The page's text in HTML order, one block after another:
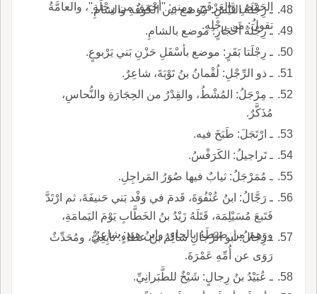
الحَمْضِ والعَرْفَجِ، ومنه: ''أحْمَقُ من رِجْلَةٍ''، والعامَّةُ
تقولُ: من رِجْلِهِ.
ـ رِجْلَةُ التَّيْسِ: موضع بين الكوفَةِ والشامِ.
ـ رِجْلَةُ أَحْجَارٍ: موضع بالشامِ.
ـ رِجْلَتا بَقَرٍ: موضع بأسْفَلِ حَزْنِ بَني يَرْبوعٍ.
ـ ذو الرِّجْلِ: لُقْمانُ بنُ تَوْبَةَ، شاعِرٌ.
ـ مِرْجَلُ: المُشْطُ، والقِدْرُ من الحِجَارَةِ والنُّحاسِ،
مُذَكَّرٌ.
ـ ارْتَجَلَ: طَبَخَ فيه.
ـ تَراجيلُ: الكَرَفْسُ.
ـ مُمَرْجَلُ: ثيابٌ فيها صُوَرُ المَراجِلِ.
ـ رَجَّالُ: ابنُ عُنْفُوَةَ، قَدمَ في وَفْد بَني حَنيفَةَ، ثم ارْتَدَّ
فَتَبعَ مُسَيْلِمَة، قَتَلَهُ زَيْدُ بنُ الخَطَّابِ يَوْمَ اليَمامَةِ،
ووَهِمَ من ضَبَطَهُ بالحاءِ، وابنُ هِندٍ: شاعِرٌ.
ـ رِجالُ: أبو الرِّجالِ سالِمُ بنُ عطاءٍ: تابِعِيٌّ، ومُحَدِّثٌ
رَوَى عن أُمِّهِ عَمْرَةَ.
ـ عُبَيْدُ بنُ رِجالٍ: شَيْخٌ للطَّبَرانِيِّ.